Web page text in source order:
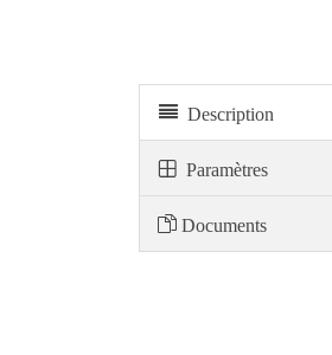
Description
Paramètres
Documents